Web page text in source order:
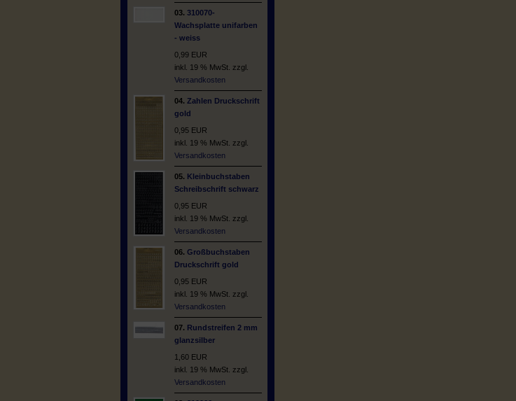
03. 310070-
Wachsplatte unifarben
- weiss
0,99 EUR
inkl. 19 % MwSt. zzgl.
Versandkosten
04. Zahlen Druckschrift
gold
0,95 EUR
inkl. 19 % MwSt. zzgl.
Versandkosten
05. Kleinbuchstaben
Schreibschrift schwarz
0,95 EUR
inkl. 19 % MwSt. zzgl.
Versandkosten
06. Großbuchstaben
Druckschrift gold
0,95 EUR
inkl. 19 % MwSt. zzgl.
Versandkosten
07. Rundstreifen 2 mm
glanzsilber
1,60 EUR
inkl. 19 % MwSt. zzgl.
Versandkosten